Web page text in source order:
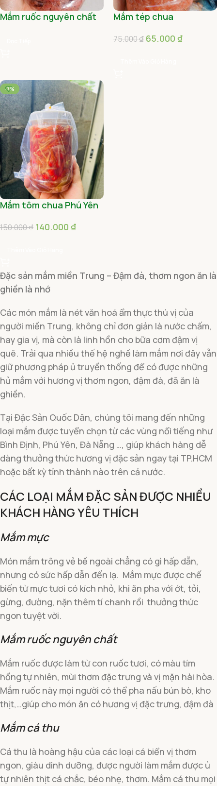
Mắm ruốc nguyên chất
Mắm tép chua
75.000₫ 65.000 ₫
-7%
Mắm tôm chua Phú Yên
150.000₫ 140.000 ₫
Đặc sản mắm miền Trung – Đậm đà, thơm ngon ăn là
ghiền là nhớ
Các món mắm là nét văn hoá ẩm thực thú vị của
người miền Trung, không chỉ đơn giản là nước chấm,
hay gia vị, mà còn là linh hồn cho bữa cơm đậm vị
quê. Trải qua nhiều thế hệ nghề làm mắm nơi đây vẫn
giữ phương pháp ủ truyền thống để có được những
hủ mắm với hương vị thơm ngon, đậm đà, đã ăn là
ghiền.
Tại Đặc Sản Quốc Dân, chúng tôi mang đến những
loại mắm được tuyển chọn từ các vùng nổi tiếng như
Bình Định, Phú Yên, Đà Nẵng …, giúp khách hàng dễ
dàng thưởng thức hương vị đặc sản ngay tại TP.HCM
hoặc bất kỳ tỉnh thành nào trên cả nước.
CÁC LOẠI MẮM ĐẶC SẢN ĐƯỢC NHIỀU
KHÁCH HÀNG YÊU THÍCH
Mắm mực
Món mắm trông vẻ bề ngoài chẳng có gì hấp dẫn,
nhưng có sức hấp dẫn đến lạ. Mắm mực được chế
biến từ mực tươi có kích nhỏ, khi ăn pha với ớt, tỏi,
gừng, đường, nặn thêm tí chanh rồi thưởng thức
ngon tuyệt vời.
Mắm ruốc nguyên chất
Mắm ruốc được làm từ con ruốc tươi, có màu tím
hồng tự nhiên, mùi thơm đặc trưng và vị mặn hài hòa.
Mắm ruốc này mọi người có thể pha nấu bún bò, kho
thịt,…giúp cho món ăn có hương vị đặc trưng, đậm đà
Mắm cá thu
Cá thu là hoàng hậu của các loại cá biển vị thơm
ngon, giàu dinh dưỡng, được người làm mắm được ủ
tự nhiên thịt cá chắc, béo nhẹ, thơm. Mắm cá thu mọi